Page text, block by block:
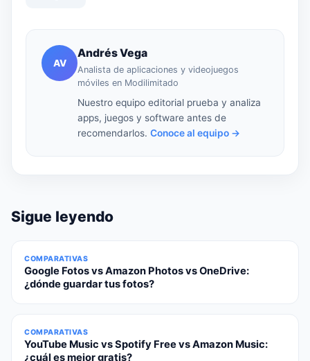
AV
Andrés Vega
Analista de aplicaciones y videojuegos
móviles en Modilimitado
Nuestro equipo editorial prueba y analiza
apps, juegos y software antes de
recomendarlos. Conoce al equipo →
Sigue leyendo
COMPARATIVAS
Google Fotos vs Amazon Photos vs OneDrive:
¿dónde guardar tus fotos?
COMPARATIVAS
YouTube Music vs Spotify Free vs Amazon Music:
¿cuál es mejor gratis?